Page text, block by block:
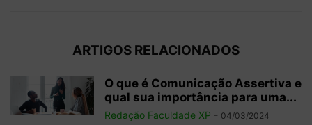
ARTIGOS RELACIONADOS
O que é Comunicação Assertiva e
qual sua importância para uma...
Redação Faculdade XP - 04/03/2024